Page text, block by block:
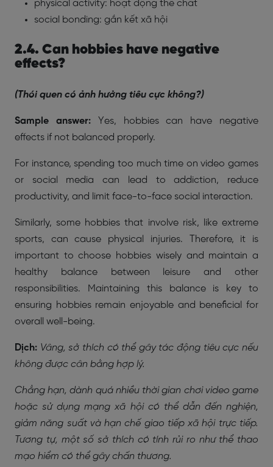
physical activity: hoạt động thể chất
social bonding: gắn kết xã hội
2.4. Can hobbies have negative
effects?
(Thói quen có ảnh hưởng tiêu cực không?)
Sample answer:Yes, hobbies can have negative
effects if not balanced properly.
For instance, spending too much time on video games
or social media can lead to addiction, reduce
productivity, and limit face-to-face social interaction.
Similarly, some hobbies that involve risk, like extreme
sports, can cause physical injuries. Therefore, it is
important to choose hobbies wisely and maintain a
healthy balance between leisure and other
responsibilities. Maintaining this balance is key to
ensuring hobbies remain enjoyable and beneficial for
overall well-being.
Dịch: Vâng, sở thích có thể gây tác động tiêu cực nếu
không được cân bằng hợp lý.
Chẳng hạn, dành quá nhiều thời gian chơi video game
hoặc sử dụng mạng xã hội có thể dẫn đến nghiện,
giảm năng suất và hạn chế giao tiếp xã hội trực tiếp.
Tương tự, một số sở thích có tính rủi ro như thể thao
mạo hiểm có thể gây chấn thương.